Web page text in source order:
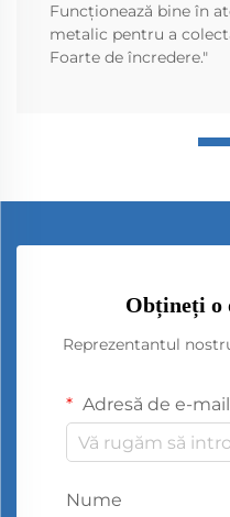
Funcționează bine în
metalic pentru a
Foarte de încredere."
Obțineți o
Reprezentantul
Adresă de e-mail
Nume